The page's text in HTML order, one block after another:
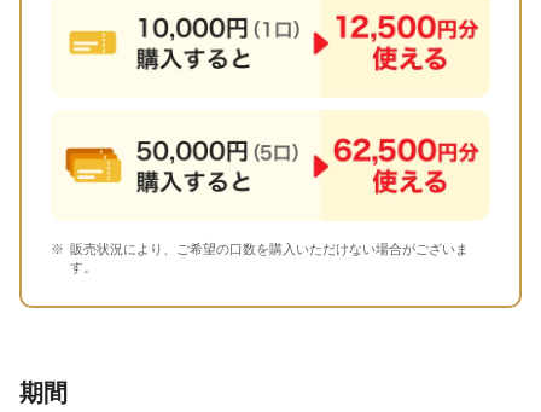
販売状況により、ご希望の口数を購入いただけない場合がございま
す。
期間